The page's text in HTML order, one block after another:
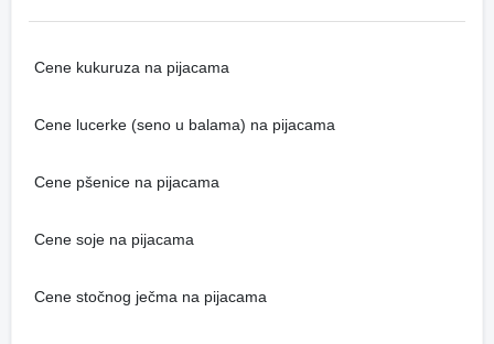
Cene kukuruza na pijacama
Cene lucerke (seno u balama) na pijacama
Cene pšenice na pijacama
Cene soje na pijacama
Cene stočnog ječma na pijacama